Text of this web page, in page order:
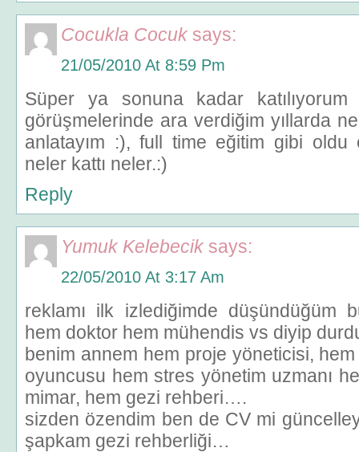
Cocukla Cocuk says:
21/05/2010 At 8:59 Pm
Süper ya sonuna kadar
görüşmelerinde ara verdiğim yıllarda ne
anlatayım :), full time eğitim gibi
neler kattı neler.:)
Reply
Yumuk Kelebecik says:
22/05/2010 At 3:17 Am
reklamı ilk izlediğimde düşündüğüm
hem doktor hem mühendis vs diyip
benim annem hem proje yöneticisi,
oyuncusu hem stres yönetim uzmanı
mimar, hem gezi rehberi….
sizden özendim ben de CV mi
şapkam gezi rehberliği…